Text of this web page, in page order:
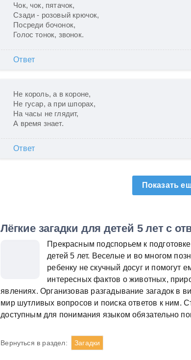
Чок, чок, пятачок,
Сзади - розовый крючок,
Посреди бочонок,
Голос тонок, звонок.
Ответ
Не король, а в короне,
Не гусар, а при шпорах,
На часы не глядит,
А время знает.
Ответ
Показать
Лёгкие загадки для детей 5 лет с
Прекрасным подспорьем к
детей 5 лет. Веселые и во многом
ребенку не скучный досуг и помогут
интересных фактов о животных,
явлениях. Организовав разгадывание загадок в
мир шутливых вопросов и поиска ответов к ним.
доступным для понимания языком обязательно
Вернуться в раздел: Загадки